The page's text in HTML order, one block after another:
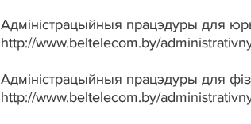
Адміністрацыйныя працэдуры для
http://www.beltelecom.by/
Адміністрацыйныя працэдуры для
http://www.beltelecom.by/